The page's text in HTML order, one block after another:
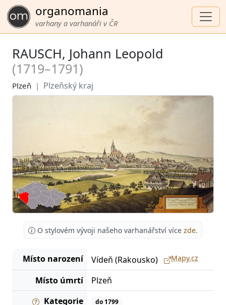
organomania
varhany a varhanáři v ČR
RAUSCH, Johann Leopold
(1719–1791)
Plzeň | Plzeňský kraj
O stylovém vývoji našeho varhanářství více zde.
Místo narození Vídeň (Rakousko) Mapy.cz
Místo úmrtí
Plzeň
Kategorie
do 1799